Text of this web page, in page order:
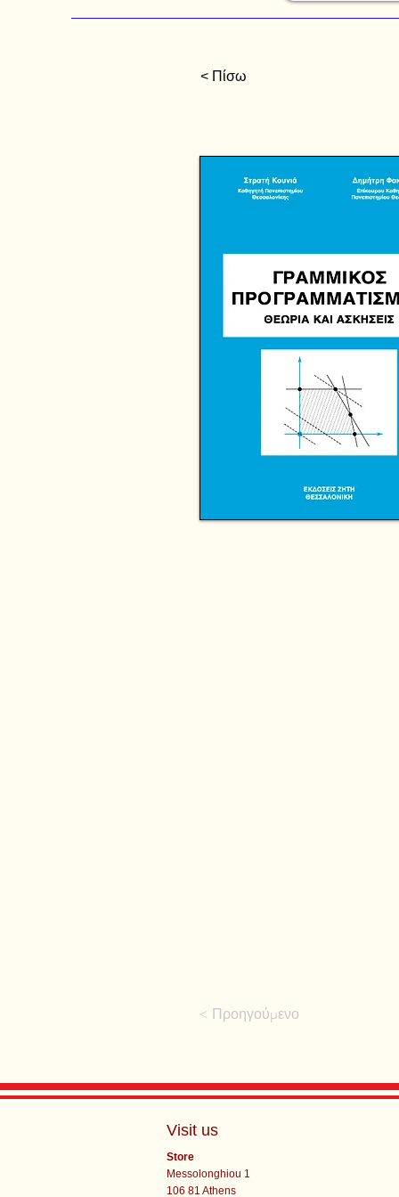
< Πίσω
< Προηγούμενο
Visit us
Store
Messolonghiou 1
106 81 Athens